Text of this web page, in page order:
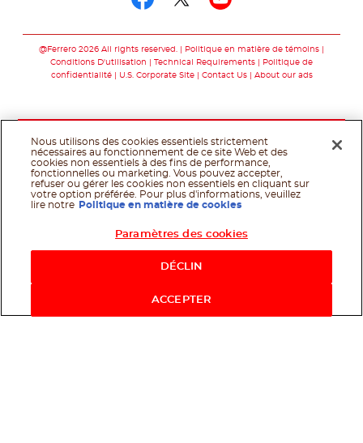
@Ferrero 2026 All rights reserved.
Politique en matière de témoins
Conditions D'utilisation
Technical Requirements
Politique de
confidentialité
U.S. Corporate Site Contact Us About our ads
Nous utilisons des cookies essentiels strictement
nécessaires au fonctionnement de ce site Web et des
cookies non essentiels à des fins de performance,
fonctionnelles ou marketing. Vous pouvez accepter,
refuser ou gérer les cookies non essentiels en cliquant sur
votre option préférée. Pour plus d'informations, veuillez
lire notre
Politique en matière de cookies
Paramètres des cookies
DÉCLIN
ACCEPTER